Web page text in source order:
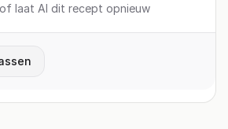
laat AI dit recept opnieuw